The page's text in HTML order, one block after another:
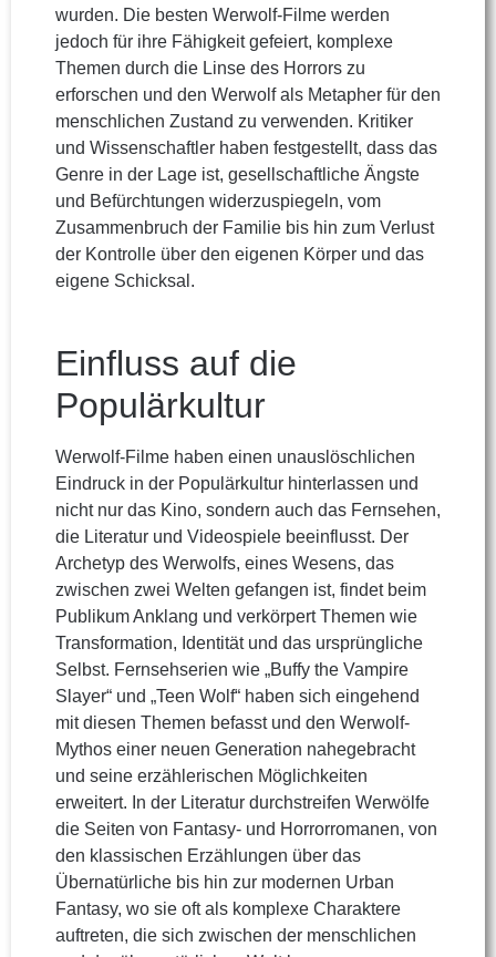
wurden. Die besten Werwolf-Filme werden
jedoch für ihre Fähigkeit gefeiert, komplexe
Themen durch die Linse des Horrors zu
erforschen und den Werwolf als Metapher für den
menschlichen Zustand zu verwenden. Kritiker
und Wissenschaftler haben festgestellt, dass das
Genre in der Lage ist, gesellschaftliche Ängste
und Befürchtungen widerzuspiegeln, vom
Zusammenbruch der Familie bis hin zum Verlust
der Kontrolle über den eigenen Körper und das
eigene Schicksal.
Einfluss auf die
Populärkultur
Werwolf-Filme haben einen unauslöschlichen
Eindruck in der Populärkultur hinterlassen und
nicht nur das Kino, sondern auch das Fernsehen,
die Literatur und Videospiele beeinflusst. Der
Archetyp des Werwolfs, eines Wesens, das
zwischen zwei Welten gefangen ist, findet beim
Publikum Anklang und verkörpert Themen wie
Transformation, Identität und das ursprüngliche
Selbst. Fernsehserien wie „Buffy the Vampire
Slayer“ und „Teen Wolf“ haben sich eingehend
mit diesen Themen befasst und den Werwolf-
Mythos einer neuen Generation nahegebracht
und seine erzählerischen Möglichkeiten
erweitert. In der Literatur durchstreifen Werwölfe
die Seiten von Fantasy- und Horrorromanen, von
den klassischen Erzählungen über das
Übernatürliche bis hin zur modernen Urban
Fantasy, wo sie oft als komplexe Charaktere
auftreten, die sich zwischen der menschlichen